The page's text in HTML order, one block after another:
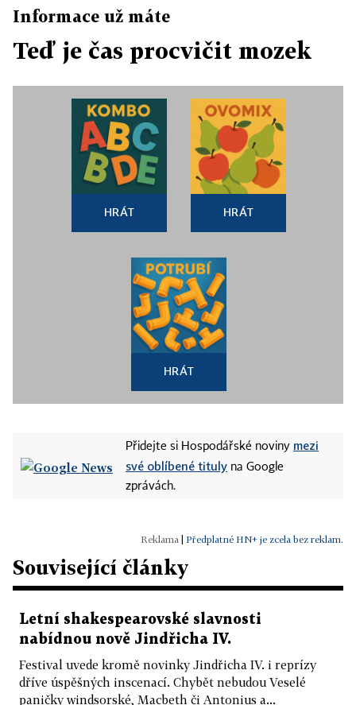
Informace už máte
Teď je čas procvičit mozek
HRÁT HRÁT
HRÁT
Přidejte si Hospodářské noviny mezi
své oblíbené tituly na Google
zprávách.
Předplatné HN+ je zcela bez reklam.
Související články
Letní shakespearovské slavnosti
nabídnou nově Jindřicha IV.
Festival uvede kromě novinky Jindřicha IV. i reprízy
dříve úspěšných inscenací. Chybět nebudou Veselé
paničky windsorské, Macbeth či Antonius a...